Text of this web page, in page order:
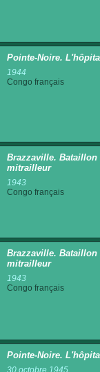
Pointe-Noire.
1944
Congo français
Brazzaville. Bataillon
mitrailleur
1943
Congo français
Brazzaville. Bataillon
mitrailleur
1943
Congo français
Pointe-Noire.
30 octobre 1945